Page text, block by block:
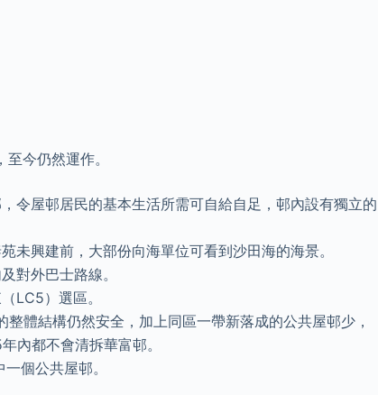
今仍然運作。
令屋邨居民的基本生活所需可自給自足，邨內設有獨立的
未興建前，大部份向海單位可看到沙田海的海景。
對外巴士路線。
LC5）選區。
體結構仍然安全，加上同區一帶新落成的公共屋邨少，
內都不會清拆華富邨。
個公共屋邨。